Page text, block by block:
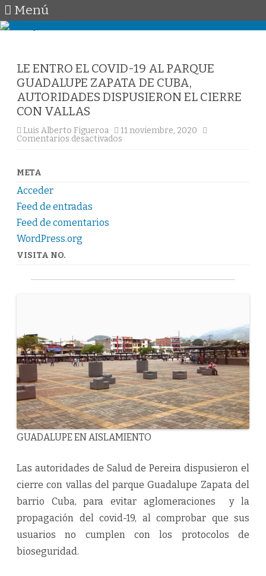
Menú
LE ENTRO EL COVID-19 AL PARQUE
GUADALUPE ZAPATA DE CUBA,
AUTORIDADES DISPUSIERON EL CIERRE
CON VALLAS
Luis Alberto Figueroa
11 noviembre, 2020
Comentarios desactivados
VALLAS
META
Acceder
Feed de entradas
Feed de comentarios
WordPress.org
VISITA NO.
GUADALUPE EN AISLAMIENTO
Las autoridades de Salud de Pereira dispusieron el
cierre con vallas del parque Guadalupe Zapata del
barrio Cuba, para evitar aglomeraciones y la
propagación del covid-19, al comprobar que sus
usuarios no cumplen con los protocolos de
bioseguridad.